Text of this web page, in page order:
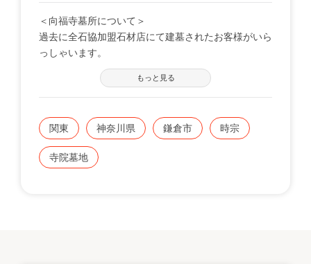
＜向福寺墓所について＞
過去に全石協加盟石材店にて建墓されたお客様がいら
っしゃいます。
※現在の区画状況につきましては、電話番号【0120-
12-1440】までお問い合わせください。
もっと見る
関東 神奈川県 鎌倉市 時宗
寺院墓地